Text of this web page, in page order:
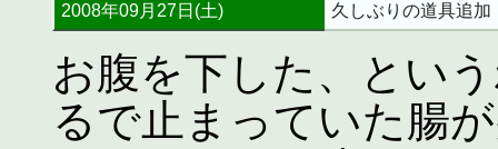
2008年09月27日(土) 久しぶりの道具追加
お腹を下した、とい
るで止まっていた腸